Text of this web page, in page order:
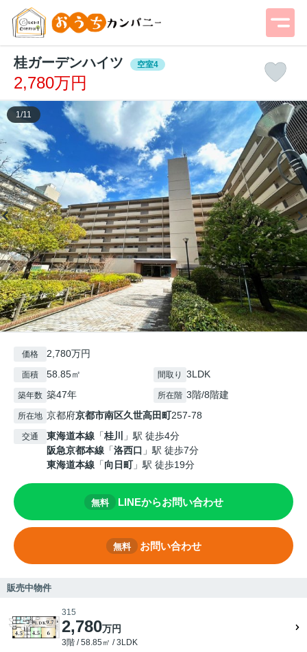
桂ガーデンハイツ 空室4
2,780万円
1 /11
価格 2,780万円
面積 58.85㎡ 間取り 3LDK
築年数 築47年 所在階 3階/8階建
所在地 京都府京都市南区久世高田町257-78
交通 東海道本線 「桂川
」駅 徒歩4分
阪急京都本線 「洛西口 」駅 徒歩7分
東海道本線 「向日町」駅 徒歩19分
無料 LINEからお問い合わせ
無料 お問い合わせ
販売中物件
315
2,780万円
3階 / 58.85㎡ / 3LDK